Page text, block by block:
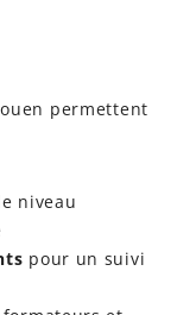
permettent
niveau
pour un suivi